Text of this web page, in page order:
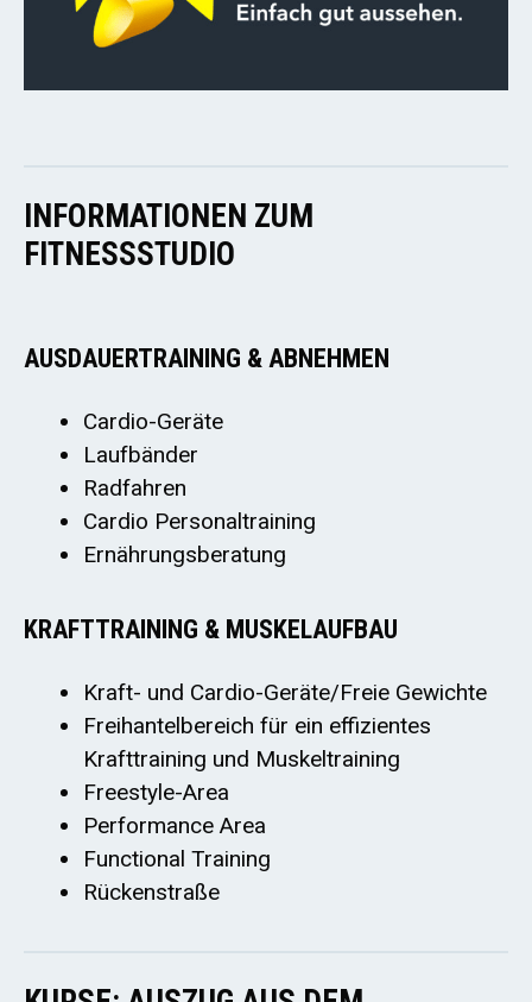
INFORMATIONEN ZUM
FITNESSSTUDIO
AUSDAUERTRAINING & ABNEHMEN
Cardio-Geräte
Laufbänder
Radfahren
Cardio Personaltraining
Ernährungsberatung
KRAFTTRAINING & MUSKELAUFBAU
Kraft- und Cardio-Geräte/Freie Gewichte
Freihantelbereich für ein effizientes
Krafttraining und Muskeltraining
Freestyle-Area
Performance Area
Functional Training
Rückenstraße